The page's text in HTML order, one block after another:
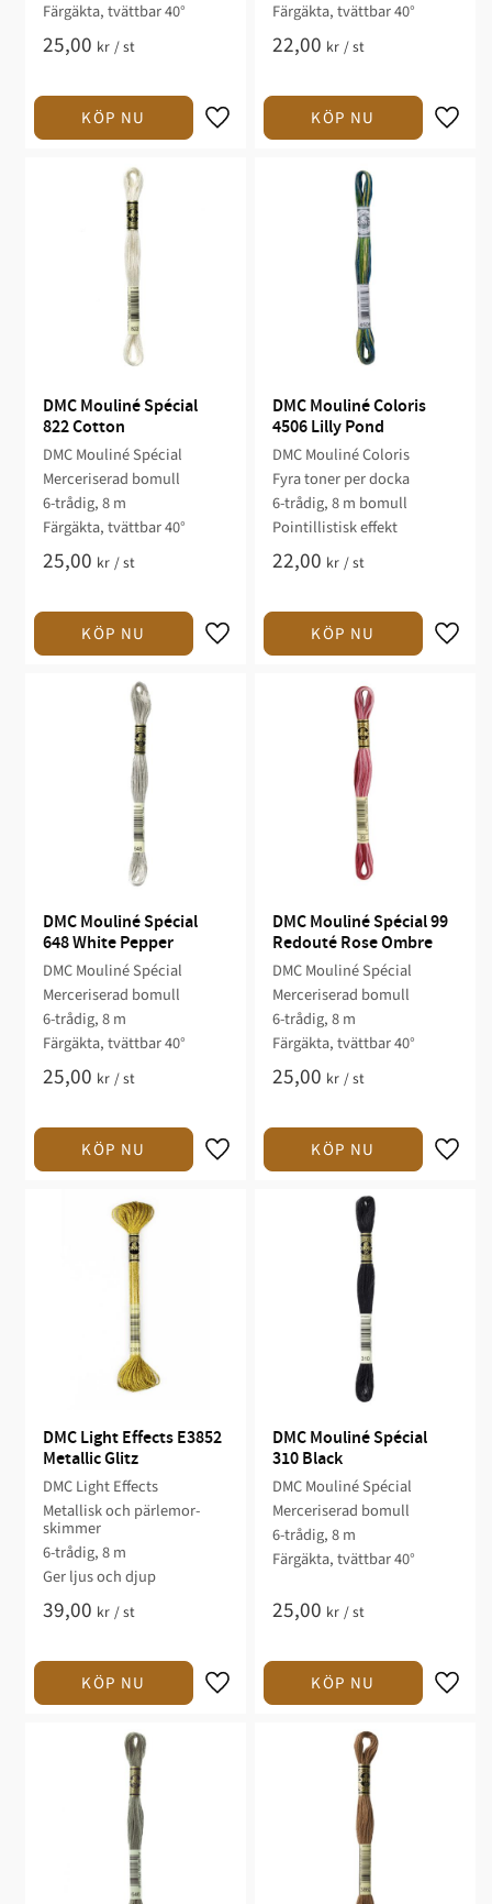
Färgäkta, tvättbar 40°
25,00 kr /st
Färgäkta, tvättbar 40°
22,00 kr /st
DMC Mouliné Spécial
822 Cotton
DMC Mouliné Spécial
Merceriserad bomull
6-trådig, 8 m
Färgäkta, tvättbar 40°
25,00 kr /st
DMC Mouliné Coloris
4506 Lilly Pond
DMC Mouliné Coloris
Fyra toner per docka
6-trådig, 8 m bomull
Pointillistisk effekt
22,00 kr /st
DMC Mouliné Spécial
648 White Pepper
DMC Mouliné Spécial
Merceriserad bomull
6-trådig, 8 m
Färgäkta, tvättbar 40°
25,00 kr /st
DMC Mouliné Spécial 99
Redouté Rose Ombre
DMC Mouliné Spécial
Merceriserad bomull
6-trådig, 8 m
Färgäkta, tvättbar 40°
25,00 kr /st
DMC Light Effects E3852
Metallic Glitz
DMC Light Effects
Metallisk och pärlemor-
skimmer
6-trådig, 8 m
Ger ljus och djup
39,00 kr /st
DMC Mouliné Spécial
310 Black
DMC Mouliné Spécial
Merceriserad bomull
6-trådig, 8 m
Färgäkta, tvättbar 40°
25,00 kr /st